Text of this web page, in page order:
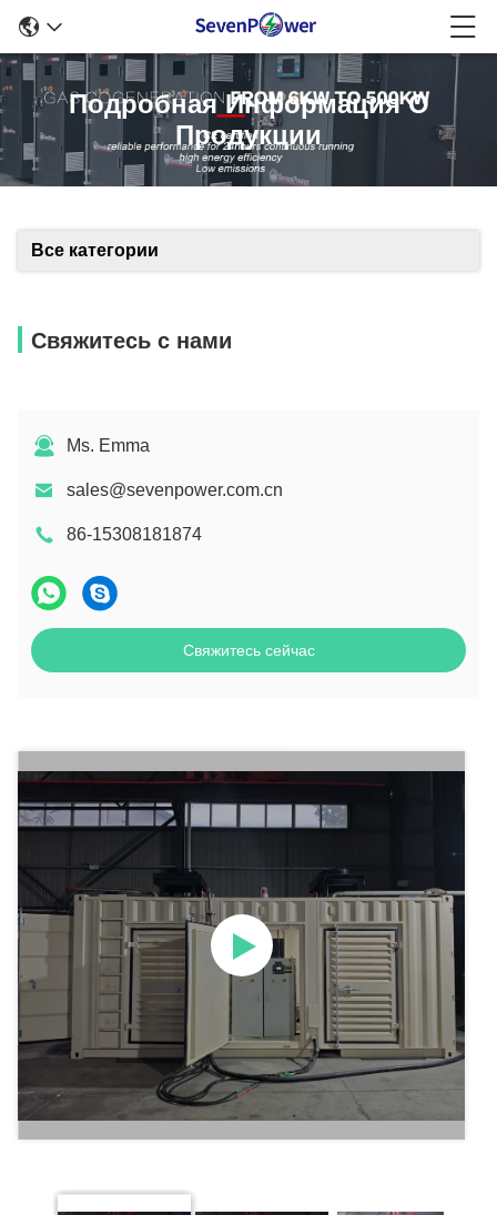
Подробная Информация О
Продукции
Все категории
Свяжитесь с нами
Ms. Emma
sales@sevenpower.com.cn
86-15308181874
Свяжитесь сейчас